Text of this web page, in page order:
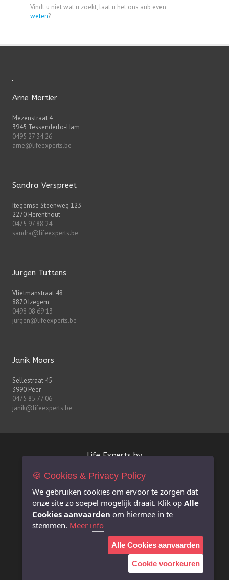
Vindt u niet wat u zoekt, laat u het ons aub even
weten?
Arne Mortier
Mezenstraat 4
3945 Tessenderlo-Ham
0495 27 34 26
arne@lifeexperts.be
Sandra Verspreet
Itegemse Steenweg 123
2270 Herenthout
0475 97 88 24
sandra@lifeexperts.be
Jurgen Tuttens
Vlietmanstraat 48
8870 Izegem
0498 08 69 13
jurgen@lifeexperts.be
Janik Moors
Sellestraat 45
3990 Peer
0475 85 77 06
janik@lifeexperts.be
Life Experts bv
FSMA-nr. 0627.926.530
RPR Antwerpen afdeling Hasselt
info@lifeexperts.be
Extra informatie
Juridische disclaimer i.v.m. deze website
🍪 Cookies & Privacy Policy
We gebruiken cookies om ervoor te zorgen dat
onze site zo soepel mogelijk draait. Klik op Alle
Cookies aanvaarden om hiermee in te
stemmen. Meer info
Alle Cookies aanvaarden
Cookie voorkeuren